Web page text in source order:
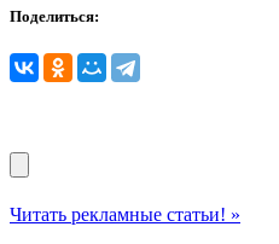
Поделиться:
Читать рекламные статьи! »